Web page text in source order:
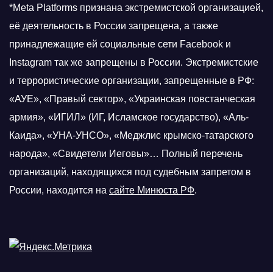
*Meta Platforms признана экстремистской организацией,
её деятельность в России запрещена, а также
принадлежащие ей социальные сети Facebook и
Instagram так же запрещены в России. Экстремистские
и террористические организации, запрещенные в РФ:
«АУЕ», «Правый сектор», «Украинская повстанческая
армия», «ИГИЛ» (ИГ, Исламское государство), «Аль-
Каида», «УНА-УНСО», «Меджлис крымско-татарского
народа», «Свидетели Иеговы»… Полный перечень
организаций, находящихся под судебным запретом в
России, находится на сайте Минюста РФ.